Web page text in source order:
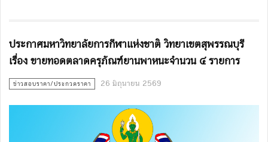
ประกาศมหาวิทยาลัยการกีฬาแห่งชาติ วิทยาเขตสุพรรณบุรี
เรื่อง ขายทอดตลาดครุภัณฑ์ยานพาหนะจำนวน ๔ รายการ
ข่าวสอบราคา/ประกวดราคา 26 มิถุนายน 2569